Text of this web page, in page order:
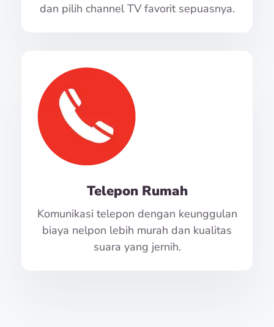
dan pilih channel TV favorit sepuasnya.
Telepon Rumah
Komunikasi telepon dengan keunggulan
biaya nelpon lebih murah dan kualitas
suara yang jernih.